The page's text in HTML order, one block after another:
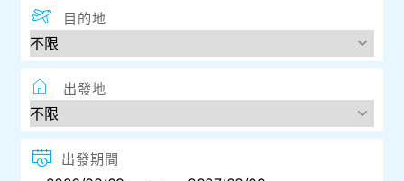
目的地
出發地
出發期間